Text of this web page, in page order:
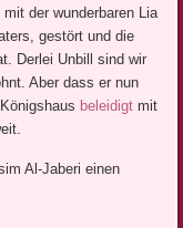
mit der wunderbaren Lia
gestört und die
Derlei Unbill sind wir
Aber dass er nun
beleidigt mit
Al-Jaberi einen